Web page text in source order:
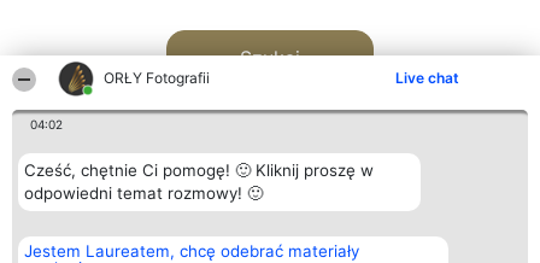
ORŁY Fotografii Live chat
04:02
Cześć, chętnie Ci pomogę! 🙂 Kliknij proszę w
odpowiedni temat rozmowy! 🙂
Jestem Laureatem, chcę odebrać materiały
Szukaj
Organizator plebiscytu
Bright Side Solutions sp. z o.
Plebiscyt
Laureaci
Kontakt
Kontakt